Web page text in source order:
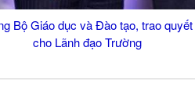
Bộ Giáo dục và Đào tạo, trao
cho Lãnh đạo Trường